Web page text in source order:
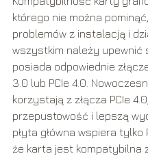
którego nie można
problemów z instalacją i
wszystkim należy upewnić
posiada odpowiednie
3.0 lub PCIe 4.0.
korzystają z złącza PCIe
przepustowość i lepszą
płyta główna wspiera tylko
że karta jest kompatybilna